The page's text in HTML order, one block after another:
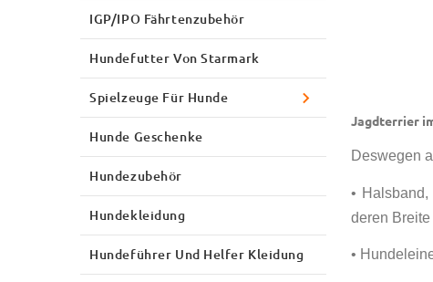
Jagdterrier
Deswegen
•
deren
•
IGP/IPO Fährtenzubehör
Hundefutter Von Starmark
Spielzeuge Für Hunde
Hunde Geschenke
Hundezubehör
Hundekleidung
Hundeführer Und Helfer Kleidung